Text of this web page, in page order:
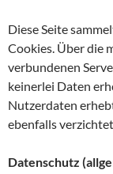
Diese Seite
Cookies. Über die
verbundenen
keinerlei Daten
Nutzerdaten
ebenfalls
Datenschutz